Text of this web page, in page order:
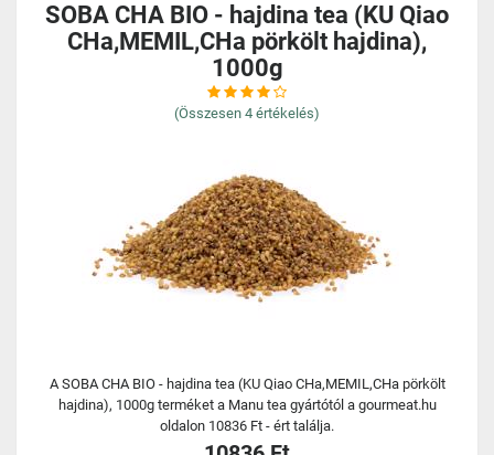
SOBA CHA BIO - hajdina tea (KU Qiao
CHa,MEMIL,CHa pörkölt hajdina),
1000g
(Összesen 4 értékelés)
A SOBA CHA BIO - hajdina tea (KU Qiao CHa,MEMIL,CHa pörkölt
hajdina), 1000g terméket a Manu tea gyártótól a gourmeat.hu
oldalon 10836 Ft - ért találja.